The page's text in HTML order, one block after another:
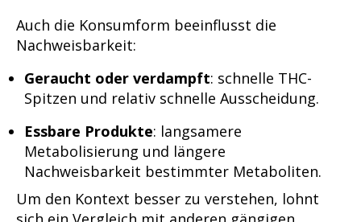
Auch die Konsumform beeinflusst die
Nachweisbarkeit:
Geraucht oder verdampft: schnelle THC-
Spitzen und relativ schnelle Ausscheidung.
Essbare Produkte: langsamere
Metabolisierung und längere
Nachweisbarkeit bestimmter Metaboliten.
Um den Kontext besser zu verstehen, lohnt